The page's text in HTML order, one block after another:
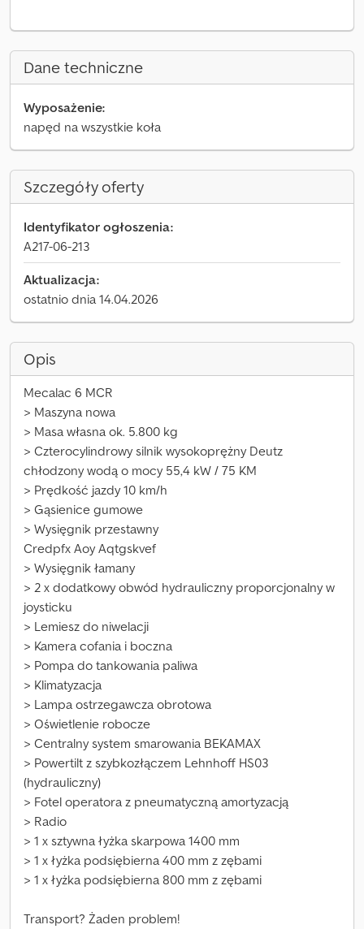
Dane techniczne
Wyposażenie:
napęd na wszystkie koła
Szczegóły oferty
Identyfikator ogłoszenia:
A217-06-213
Aktualizacja:
ostatnio dnia 14.04.2026
Opis
Mecalac 6 MCR
> Maszyna nowa
> Masa własna ok. 5.800 kg
> Czterocylindrowy silnik wysokoprężny Deutz
chłodzony wodą o mocy 55,4 kW / 75 KM
> Prędkość jazdy 10 km/h
> Gąsienice gumowe
> Wysięgnik przestawny
Credpfx Aoy Aqtgskvef
> Wysięgnik łamany
> 2 x dodatkowy obwód hydrauliczny proporcjonalny w
joysticku
> Lemiesz do niwelacji
> Kamera cofania i boczna
> Pompa do tankowania paliwa
> Klimatyzacja
> Lampa ostrzegawcza obrotowa
> Oświetlenie robocze
> Centralny system smarowania BEKAMAX
> Powertilt z szybkozłączem Lehnhoff HS03
(hydrauliczny)
> Fotel operatora z pneumatyczną amortyzacją
> Radio
> 1 x sztywna łyżka skarpowa 1400 mm
> 1 x łyżka podsiębierna 400 mm z zębami
> 1 x łyżka podsiębierna 800 mm z zębami
Transport? Żaden problem!